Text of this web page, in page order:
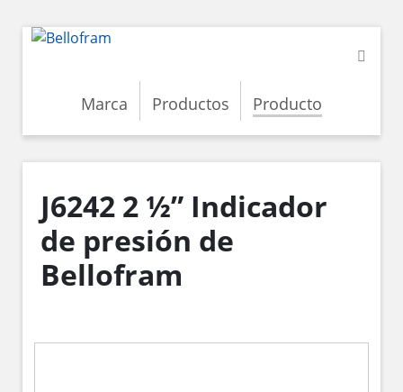
Marca Productos Producto
J6242 2 ½” Indicador
de presión de
Bellofram